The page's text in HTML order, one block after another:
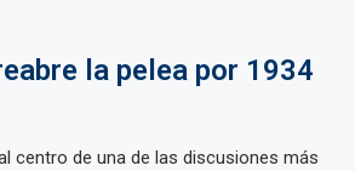
la pelea por 1934
centro de una de las discusiones más